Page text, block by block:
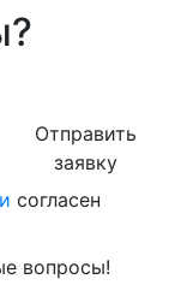
Отправить
заявку
согласен
вопросы!